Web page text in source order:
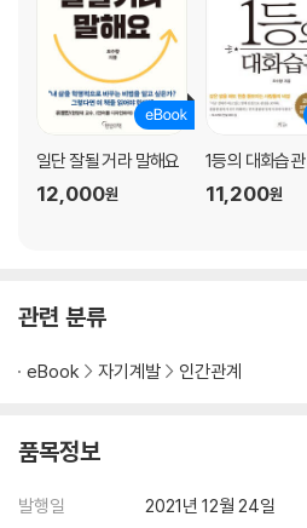
ㆍ정말 어디서부터 어긋난 건지 모르겠어
_ 살면서 가장 많이 하는 말실수 줄이기
ㆍ머릿속이 새하얘지는 ‘침묵’의 순간
_ 하면 할수록 꼬이는 말 풀기
ㆍ건조한 분위기를 촉촉하게!
_ 위트 있는 사람 되기
_ 완벽해 보이려고 노력하지 않기
일단 잘될 거라 말해요
12,000원
1등의 대화습관
11,200원
관련 분류
eBook 자기계발 인간관계
품목정보
발행일
2021년 12월 24일